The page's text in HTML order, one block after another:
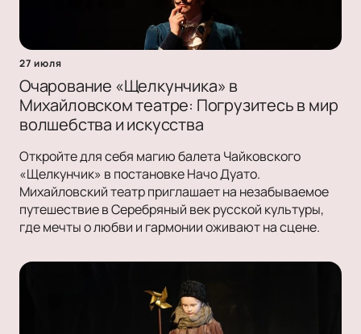
27 июля
Очарование «Щелкунчика» в
Михайловском театре: Погрузитесь в мир
волшебства и искусства
Откройте для себя магию балета Чайковского
«Щелкунчик» в постановке Начо Дуато.
Михайловский театр приглашает на незабываемое
путешествие в Серебряный век русской культуры,
где мечты о любви и гармонии оживают на сцене.